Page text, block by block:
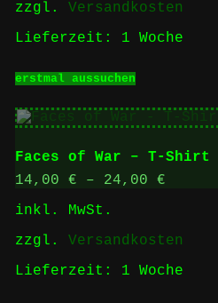
werden
zzgl. Versandkosten
Lieferzeit: 1 Woche
erstmal aussuchenProdukt
mehrere
Varianten
auf.
Die
Optionen
werden
Faces of War – T-Shirt
14,00 € – 24,00 €
inkl. MwSt.
zzgl. Versandkosten
Lieferzeit: 1 Woche